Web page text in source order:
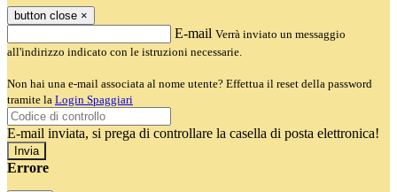
button close ×
E-mail Verrà inviato un messaggio
all'indirizzo indicato con le istruzioni necessarie.
Non hai una e-mail associata al nome utente? Effettua il reset della password
tramite la Login Spaggiari
E-mail inviata, si prega di controllare la casella di posta elettronica!
Errore